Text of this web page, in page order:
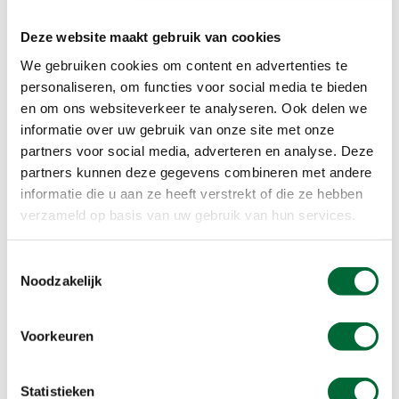
Deze website maakt gebruik van cookies
We gebruiken cookies om content en advertenties te
personaliseren, om functies voor social media te bieden
en om ons websiteverkeer te analyseren. Ook delen we
informatie over uw gebruik van onze site met onze
partners voor social media, adverteren en analyse. Deze
partners kunnen deze gegevens combineren met andere
informatie die u aan ze heeft verstrekt of die ze hebben
verzameld op basis van uw gebruik van hun services.
Noodzakelijk
Voorkeuren
Statistieken
Meer info over deze route
Lees ook
Wandelen in de
Wandelen langs